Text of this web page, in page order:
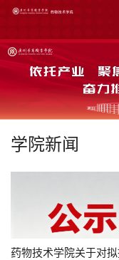
学院新闻